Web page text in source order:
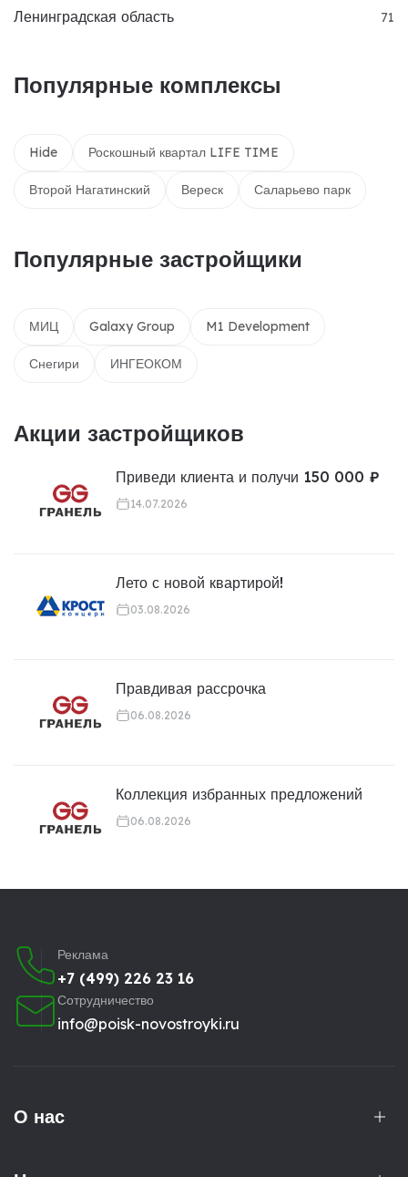
Ленинградская область 71
Популярные комплексы
Hide Роскошный квартал LIFE TIME
Второй Нагатинский Вереск Саларьево парк
Популярные застройщики
МИЦ Galaxy Group M1 Development
Снегири ИНГЕОКОМ
Акции застройщиков
Приведи клиента и получи 150 000 ₽
14.07.2026
Лето с новой квартирой!
03.08.2026
Правдивая рассрочка
06.08.2026
Коллекция избранных предложений
06.08.2026
Реклама
+7 (499) 226 23 16
Сотрудничество
info@poisk-novostroyki.ru
О нас